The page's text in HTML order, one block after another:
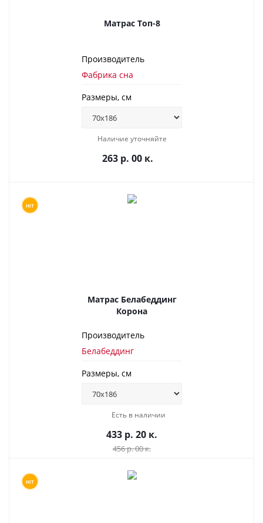
Матрас Топ-8
Производитель
Фабрика сна
Размеры, см
Наличие уточняйте
263 р. 00 к.
HIT
Матрас Белабеддинг
Корона
Производитель
Белабеддинг
Размеры, см
Есть в наличии
433 р. 20 к.
456 р. 00 к.
HIT